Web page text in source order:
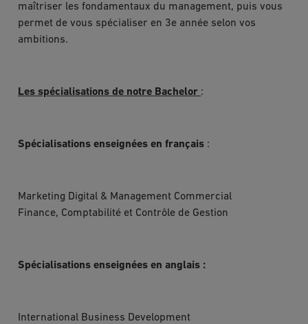
maîtriser les fondamentaux du management, puis vous
permet de vous spécialiser en 3e année selon vos
ambitions.
Les spécialisations de notre Bachelor :
Spécialisations enseignées en français :
Marketing Digital & Management Commercial
Finance, Comptabilité et Contrôle de Gestion
Spécialisations enseignées en anglais :
International Business Development